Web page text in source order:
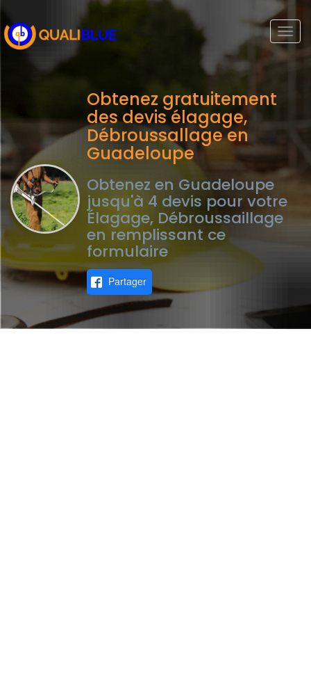
Obtenez gratuitement
des devis élagage,
Débroussallage en
Guadeloupe
Obtenez en Guadeloupe
jusqu'à 4 devis pour votre
Élagage, Débroussaillage
en remplissant ce
formulaire
Partager